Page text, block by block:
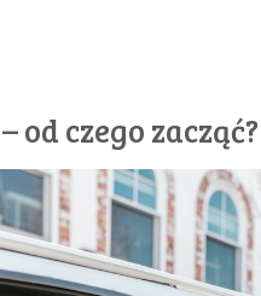
czego zacząć?